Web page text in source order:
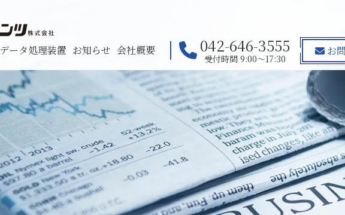
データ処理装置 お知らせ 会社概要 042-646-3555
受付時間 9:00～17:30
お